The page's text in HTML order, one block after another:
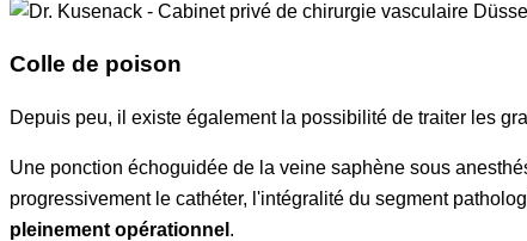
Colle de poison
Depuis peu, il existe également la possibilité de traiter les
Une ponction échoguidée de la veine saphène sous
progressivement le cathéter, l'intégralité du segment
pleinement opérationnel .